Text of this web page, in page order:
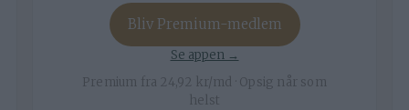
Bliv Premium-medlem
Se appen →
Premium fra 24,92 kr/md · Opsig når som
helst